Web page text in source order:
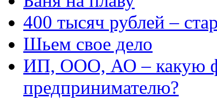
400 тысяч рублей –
Шьем свое дело
ИП, ООО, АО – какую
предпринимателю?